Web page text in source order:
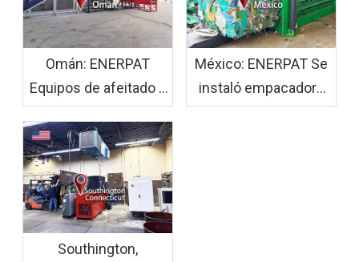
Omán: ENERPAT
Equipos de afeitado y
ensacado de madera
EWS30 + HBA-B90
instalados
México: ENERPAT Se
instaló empacadora
de botellas de
Southington,